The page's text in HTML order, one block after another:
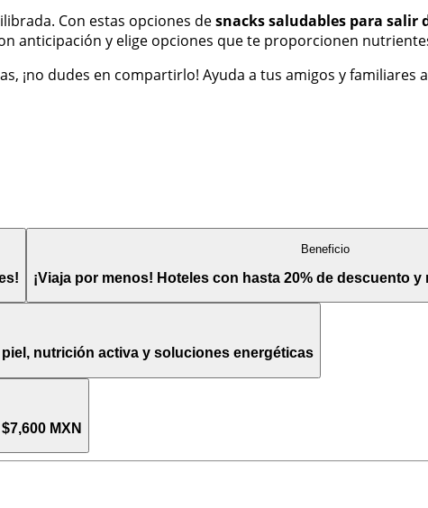
Con estas opciones desnacks saludables para salir
anticipación y elige opciones que te proporcionen
¡no dudes en compartirlo! Ayuda a tus amigos y familiares
Beneficio
¡Viaja por menos! Hoteles con hasta 20% de descuento
nutrición activa y soluciones energéticas
MXN